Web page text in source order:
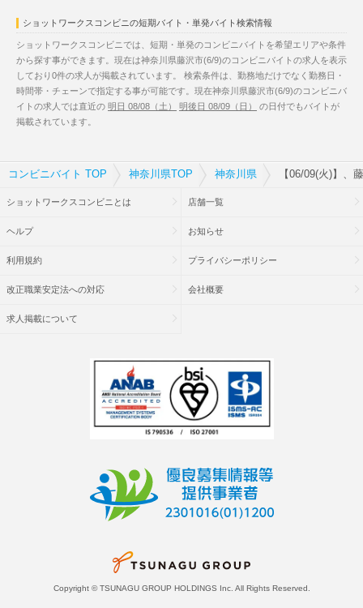
ショットワークスコンビニの短期バイト・単発バイト検索情報
ショットワークスコンビニでは、短期・単発のコンビニバイトを希望エリアや条件
から探す事ができます。現在は神奈川県藤沢市(6/9)のコンビニバイトの求人を表示
しており0件の求人が掲載されています。 検索条件は、勤務地だけでなく勤務日・
時間帯・チェーンで指定する事が可能です。現在神奈川県藤沢市(6/9)のコンビニバ
イトの求人では直近の 明日 08/08（土） 明後日 08/09（日）
の日付でもバイトが
掲載されています。
コンビニバイト TOP 神奈川県TOP 神奈川県 【06/09(火)】、
ショットワークスコンビニとは 店舗一覧
ヘルプ お知らせ
利用規約 プライバシーポリシー
改正職業安定法への対応 会社概要
求人掲載について
Copyright © TSUNAGU GROUP HOLDINGS Inc. All Rights Reserved.